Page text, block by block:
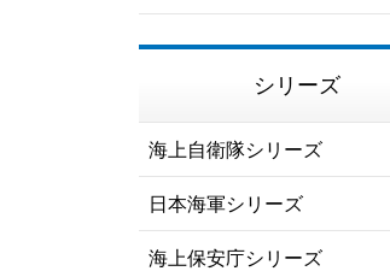
シリーズ
海上自衛隊シリーズ
日本海軍シリーズ
海上保安庁シリーズ